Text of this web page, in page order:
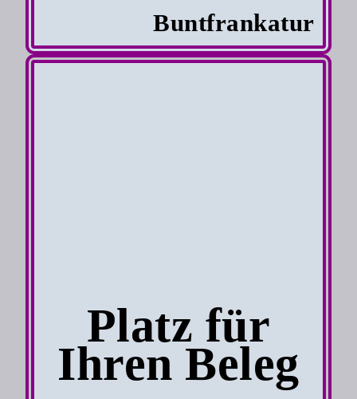
Buntfrankatur
Platz für
Ihren Beleg